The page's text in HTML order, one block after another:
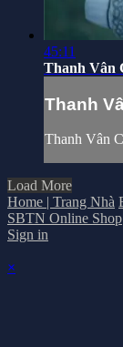
45:11
Thanh Vân
Thanh
Thanh Vân
Load More
Home | Trang Nhà
SBTN Online Shop
Sign in
×